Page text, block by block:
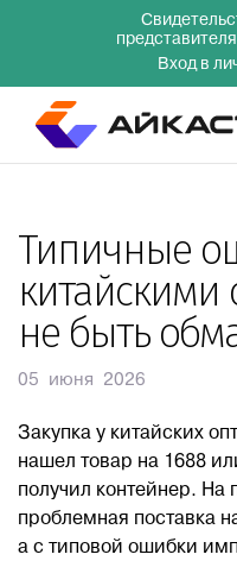
Вход в
Услуги
Преимущества
Инвесторам
Типичные
китайскими
не быть
05 июня 2026
Закупка у китайских
нашел товар на 1688
получил контейнер. На
проблемная поставка
а с типовой ошибки